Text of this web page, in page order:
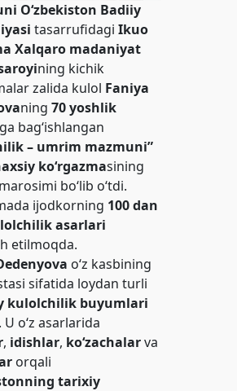
O‘zbekiston Badiiy
tasarrufidagiIkuo
Xalqaro madaniyat
ning kichik
zalida kulol Faniya
ning70 yoshlik
ga bag‘ishlangan
– umrim mazmuni”
ko‘rgazmasining
bo‘lib o‘tdi.
ijodkorning 100 dan
asarlari
etilmoqda.
o‘z kasbining
sifatida loydan turli
kulolchilik buyumlari
o‘z asarlarida
, idishlar, ko‘zachalarva
orqali
tarixiy